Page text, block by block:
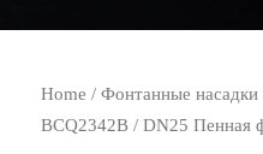
Home /Фонтанные насадки
BCQ2342B / DN25 Пенная